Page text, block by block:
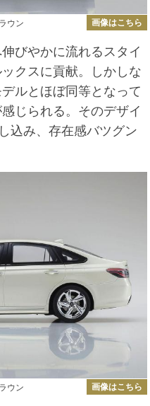
ウン 画像はこちら
びやかに流れるスタイ
クスに貢献。しかしな
ルとほぼ同等となって
じられる。そのデザイ
込み、存在感バツグン
ウン 画像はこちら